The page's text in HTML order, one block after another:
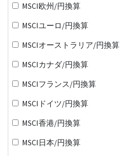
MSCI欧州/円換算
MSCIユーロ/円換算
MSCIオーストラリア/円換算
MSCIカナダ/円換算
MSCIフランス/円換算
MSCIドイツ/円換算
MSCI香港/円換算
MSCI日本/円換算